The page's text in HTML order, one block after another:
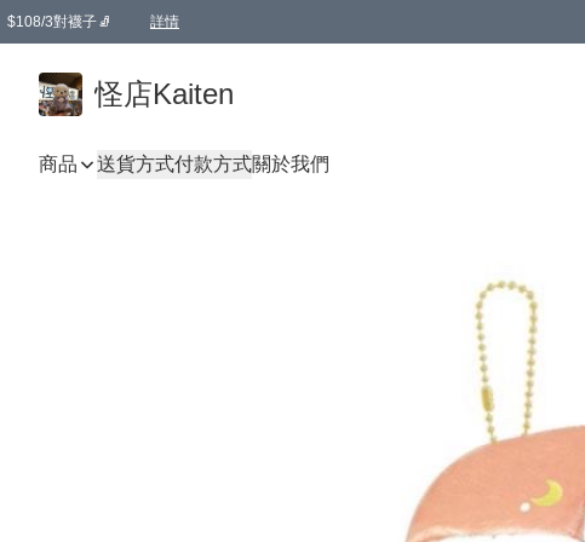
$108/3對襪子🧦 詳情
怪店Kaiten
商品 送貨方式付款方式關於我們